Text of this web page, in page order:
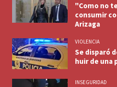
"Como no
consumir
Arizaga
VIOLENCIA
Se disparó
huir de una
INSEGURIDAD